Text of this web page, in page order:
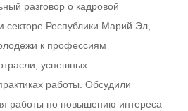
разговор о кадровой
секторе Республики Марий Эл,
к профессиям
успешных
работы. Обсудили
работы по повышению интереса